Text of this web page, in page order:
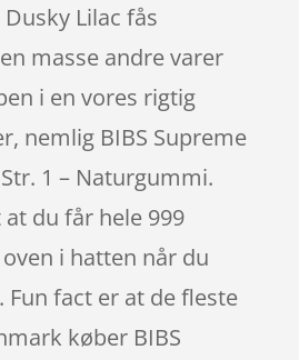
Lilac fås
masse andre varer
i en vores rigtig
nemlig BIBS Supreme
1 – Naturgummi.
du får hele 999
i hatten når du
Fun fact er at de fleste
køber BIBS